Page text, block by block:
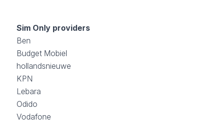
Sim Only providers
Ben
Budget Mobiel
hollandsnieuwe
KPN
Lebara
Odido
Vodafone